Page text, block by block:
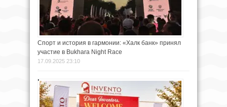
Спорт и история в гармонии: «Халк банк» принял
участие в Bukhara Night Race
17.09.2025 23:10